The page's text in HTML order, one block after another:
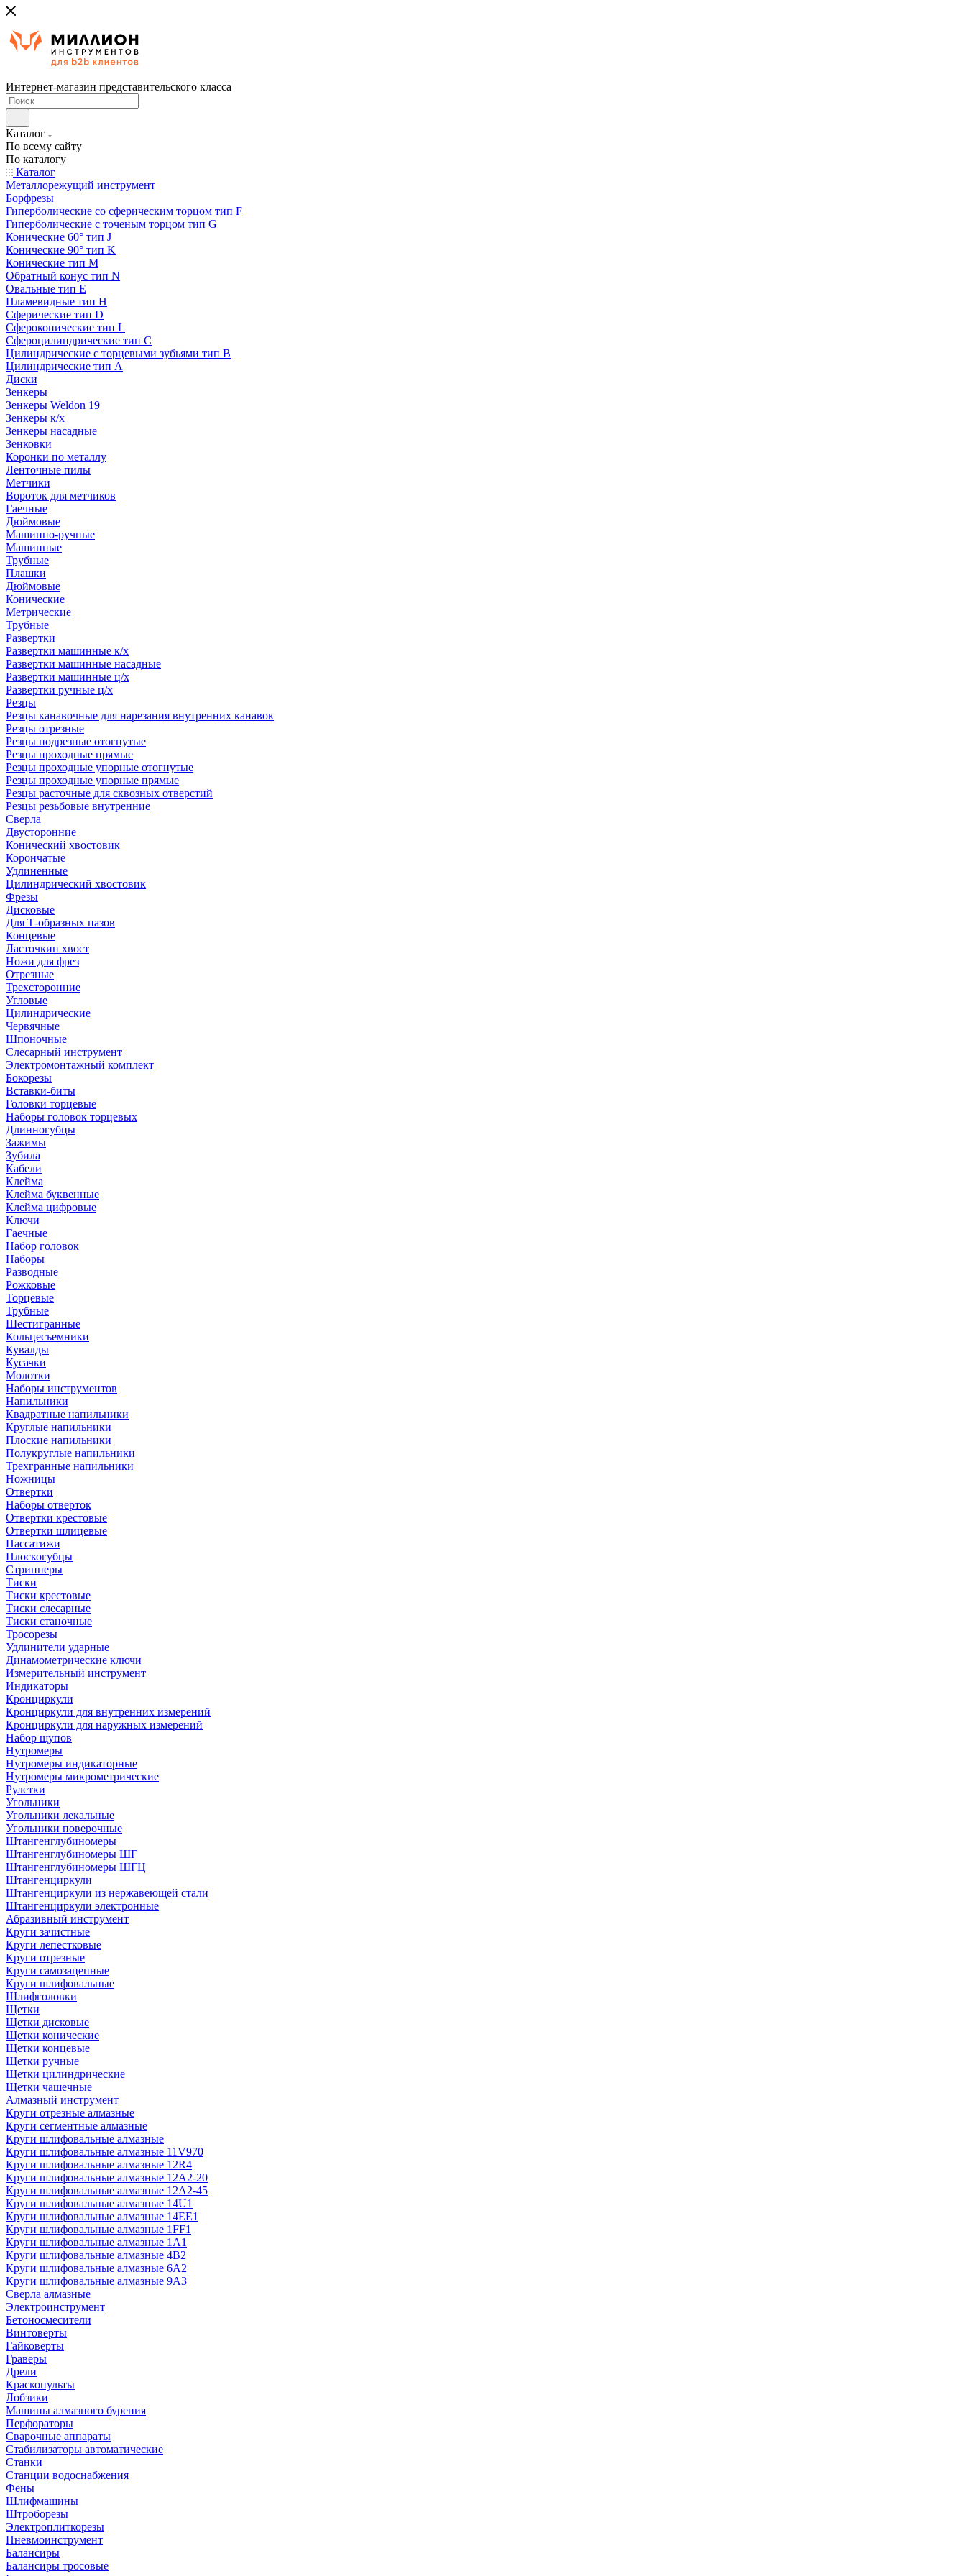
Интернет-магазин представительского класса
Каталог
По всему сайту
По каталогу
Каталог
Металлорежущий инструмент
Борфрезы
Гиперболические cо сферическим торцом тип F
Гиперболические с точеным торцом тип G
Конические 60° тип J
Конические 90° тип K
Конические тип M
Обратный конус тип N
Овальные тип E
Пламевидные тип H
Сферические тип D
Сфероконические тип L
Сфероцилиндрические тип C
Цилиндрические с торцевыми зубьями тип B
Цилиндрические тип А
Диски
Зенкеры
Зенкеры Weldon 19
Зенкеры к/х
Зенкеры насадные
Зенковки
Коронки по металлу
Ленточные пилы
Метчики
Вороток для метчиков
Гаечные
Дюймовые
Машинно-ручные
Машинные
Трубные
Плашки
Дюймовые
Конические
Метрические
Трубные
Развертки
Развертки машинные к/х
Развертки машинные насадные
Развертки машинные ц/х
Развертки ручные ц/х
Резцы
Резцы канавочные для нарезания внутренних канавок
Резцы отрезные
Резцы подрезные отогнутые
Резцы проходные прямые
Резцы проходные упорные отогнутые
Резцы проходные упорные прямые
Резцы расточные для сквозных отверстий
Резцы резьбовые внутренние
Сверла
Двусторонние
Конический хвостовик
Корончатые
Удлиненные
Цилиндрический хвостовик
Фрезы
Дисковые
Для Т-образных пазов
Концевые
Ласточкин хвост
Ножи для фрез
Отрезные
Трехсторонние
Угловые
Цилиндрические
Червячные
Шпоночные
Слесарный инструмент
Электромонтажный комплект
Бокорезы
Вставки-биты
Головки торцевые
Наборы головок торцевых
Длинногубцы
Зажимы
Зубила
Кабели
Клейма
Клейма буквенные
Клейма цифровые
Ключи
Гаечные
Набор головок
Наборы
Разводные
Рожковые
Торцевые
Трубные
Шестигранные
Кольцесъемники
Кувалды
Кусачки
Молотки
Наборы инструментов
Напильники
Квадратные напильники
Круглые напильники
Плоские напильники
Полукруглые напильники
Трехгранные напильники
Ножницы
Отвертки
Наборы отверток
Отвертки крестовые
Отвертки шлицевые
Пассатижи
Плоскогубцы
Стрипперы
Тиски
Тиски крестовые
Тиски слесарные
Тиски станочные
Тросорезы
Удлинители ударные
Динамометрические ключи
Измерительный инструмент
Индикаторы
Кронциркули
Кронциркули для внутренних измерений
Кронциркули для наружных измерений
Набор щупов
Нутромеры
Нутромеры индикаторные
Нутромеры микрометрические
Рулетки
Угольники
Угольники лекальные
Угольники поверочные
Штангенглубиномеры
Штангенглубиномеры ШГ
Штангенглубиномеры ШГЦ
Штангенциркули
Штангенциркули из нержавеющей стали
Штангенциркули электронные
Абразивный инструмент
Круги зачистные
Круги лепестковые
Круги отрезные
Круги самозацепные
Круги шлифовальные
Шлифголовки
Щетки
Щетки дисковые
Щетки конические
Щетки концевые
Щетки ручные
Щетки цилиндрические
Щетки чашечные
Алмазный инструмент
Круги отрезные алмазные
Круги сегментные алмазные
Круги шлифовальные алмазные
Круги шлифовальные алмазные 11V970
Круги шлифовальные алмазные 12R4
Круги шлифовальные алмазные 12А2-20
Круги шлифовальные алмазные 12А2-45
Круги шлифовальные алмазные 14U1
Круги шлифовальные алмазные 14ЕЕ1
Круги шлифовальные алмазные 1FF1
Круги шлифовальные алмазные 1А1
Круги шлифовальные алмазные 4В2
Круги шлифовальные алмазные 6A2
Круги шлифовальные алмазные 9А3
Сверла алмазные
Электроинструмент
Бетоносмесители
Винтоверты
Гайковерты
Граверы
Дрели
Краскопульты
Лобзики
Машины алмазного бурения
Перфораторы
Сварочные аппараты
Стабилизаторы автоматические
Станки
Станции водоснабжения
Фены
Шлифмашины
Штроборезы
Электроплиткорезы
Пневмоинструмент
Балансиры
Балансиры тросовые